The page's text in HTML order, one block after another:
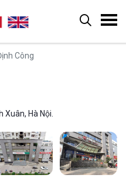
Công
Xuân, Hà Nội.